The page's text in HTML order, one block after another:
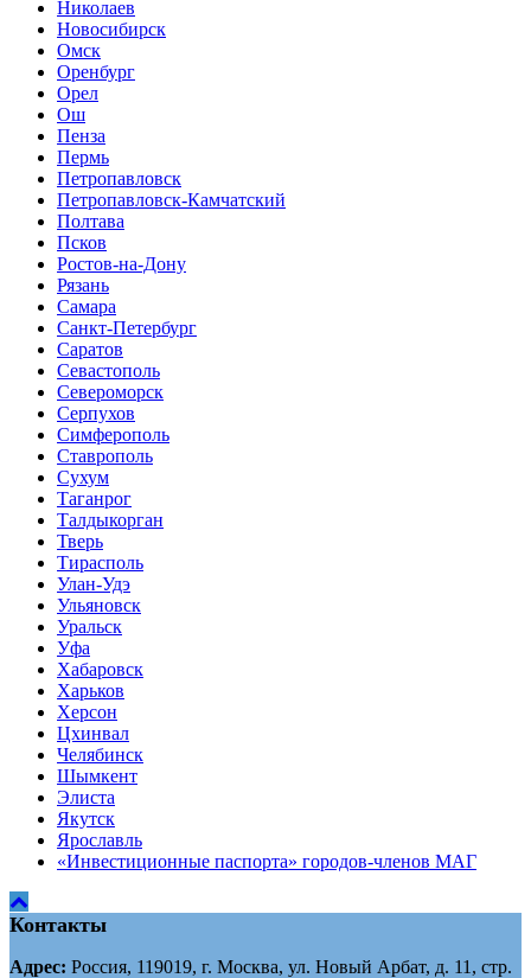
Николаев
Новосибирск
Омск
Оренбург
Орел
Ош
Пенза
Пермь
Петропавловск
Петропавловск-Камчатский
Полтава
Псков
Ростов-на-Дону
Рязань
Самара
Санкт-Петербург
Саратов
Севастополь
Североморск
Серпухов
Симферополь
Ставрополь
Сухум
Таганрог
Tалдыкорган
Тверь
Тирасполь
Улан-Удэ
Ульяновск
Уральск
Уфа
Хабаровск
Харьков
Херсон
Цхинвал
Челябинск
Шымкент
Элиста
Якутск
Ярославль
«Инвестиционные паспорта» городов-членов МАГ
Контакты
Адрес: Россия, 119019, г. Москва, ул. Новый Арбат, д. 11, стр.